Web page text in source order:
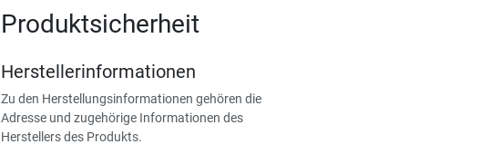
Produktsicherheit
Herstellerinformationen
Zu den Herstellungsinformationen gehören die
Adresse und zugehörige Informationen des
Herstellers des Produkts.